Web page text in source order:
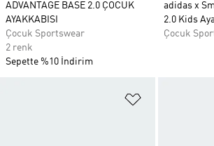
ADVANTAGE BASE 2.0 ÇOCUK
AYAKKABISI
Çocuk Sportswear
2 renk
Sepette %10 İndirim
adidas x
2.0 Kids
Çocuk